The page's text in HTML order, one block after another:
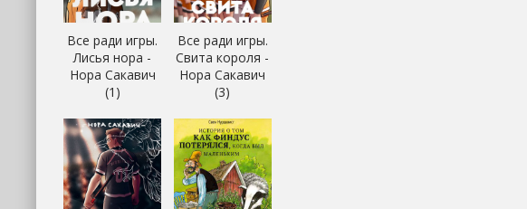
Все ради игры.
Лисья нора -
Нора Сакавич
(1)
Все ради игры.
Свита короля -
Нора Сакавич
(3)